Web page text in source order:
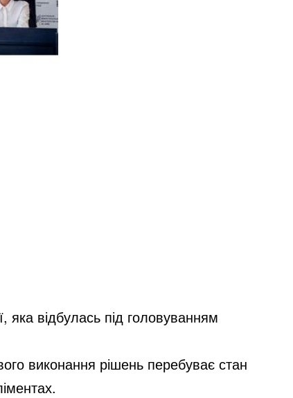
, яка відбулась під головуванням
виконання рішень перебуває стан